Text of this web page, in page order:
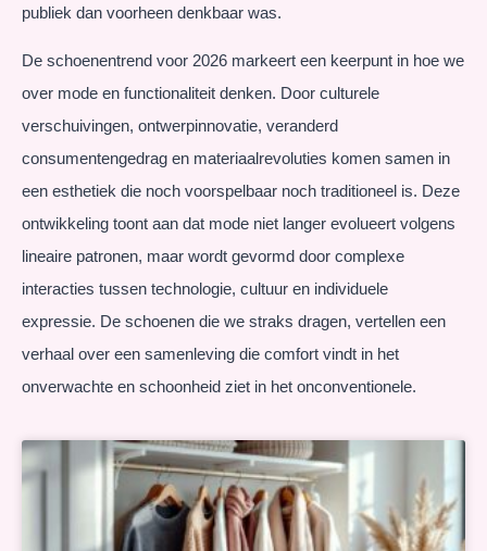
publiek dan voorheen denkbaar was.
De schoenentrend voor 2026 markeert een keerpunt in hoe we
over mode en functionaliteit denken. Door culturele
verschuivingen, ontwerpinnovatie, veranderd
consumentengedrag en materiaalrevoluties komen samen in
een esthetiek die noch voorspelbaar noch traditioneel is. Deze
ontwikkeling toont aan dat mode niet langer evolueert volgens
lineaire patronen, maar wordt gevormd door complexe
interacties tussen technologie, cultuur en individuele
expressie. De schoenen die we straks dragen, vertellen een
verhaal over een samenleving die comfort vindt in het
onverwachte en schoonheid ziet in het onconventionele.